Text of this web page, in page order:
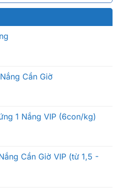
Trứng
mọi
Cần Giờ
1 Nắng VIP (6con/kg)
Cần Giờ VIP (từ 1,5 -